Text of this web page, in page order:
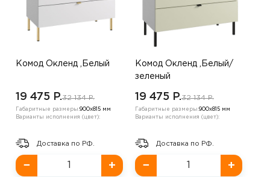
Комод Окленд ,Белый
19 475 P.32 134 P.
Габаритные размеры:900х815 мм
Варианты исполнения (цвет):
Доставка по РФ.
− +
Комод Окленд ,Белый/
зеленый
19 475 P.32 134 P.
Габаритные размеры:900х815 мм
Варианты исполнения (цвет):
Доставка по РФ.
− +